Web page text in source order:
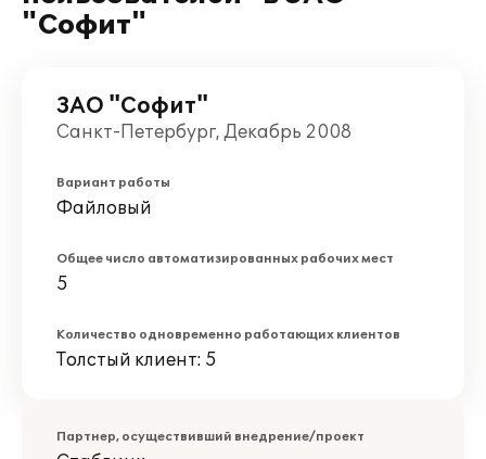
"Софит"
ЗАО "Софит"
Санкт-Петербург, Декабрь 2008
Вариант работы
Файловый
Общее число автоматизированных рабочих мест
5
Количество одновременно работающих клиентов
Толстый клиент: 5
Партнер, осуществивший внедрение/проект